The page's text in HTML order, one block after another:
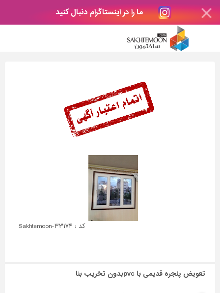
ما را در اینستاگرام دنبال کنید
کد : Sakhtemoon-۳۳۱۷۴
تعویض پنجره قدیمی با pvcبدون تخریب بنا